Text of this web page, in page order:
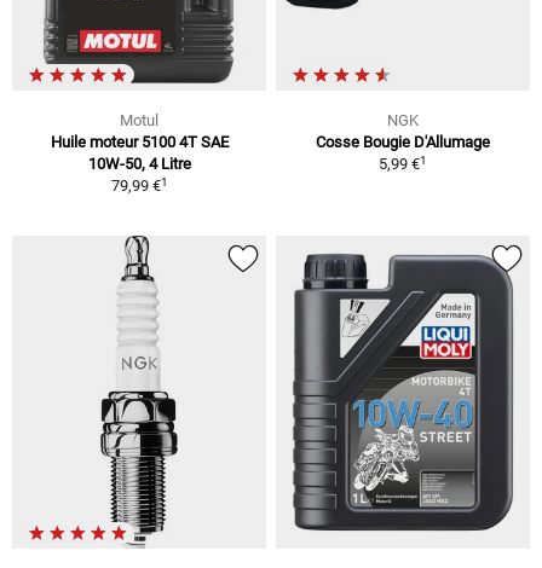
Motul
Huile moteur 5100 4T SAE
10W-50, 4 Litre
79,99 €1
NGK
Cosse Bougie D'Allumage
5,99 €1